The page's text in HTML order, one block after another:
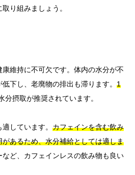
り組みましょう。
康維持に不可欠です。体内の水分が不
下し、老廃物の排出も滞ります。 1
分摂取が推奨されています。
しています。 カフェインを含む飲み
あるため、水分補給としては適しま
など、カフェインレスの飲み物も良い